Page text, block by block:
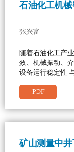
石油化工机
张兴富
随着石油化工产
效、机械振动、
设备运行稳定性
PDF
矿山测量中